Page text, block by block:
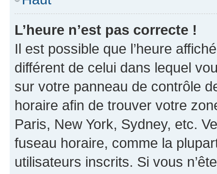
L’heure n’est pas correcte !
Il est possible que l’heure
différent de celui dans lequel
sur votre panneau de contrôle
horaire afin de trouver votre
Paris, New York, Sydney, etc.
fuseau horaire, comme la
utilisateurs inscrits. Si vous